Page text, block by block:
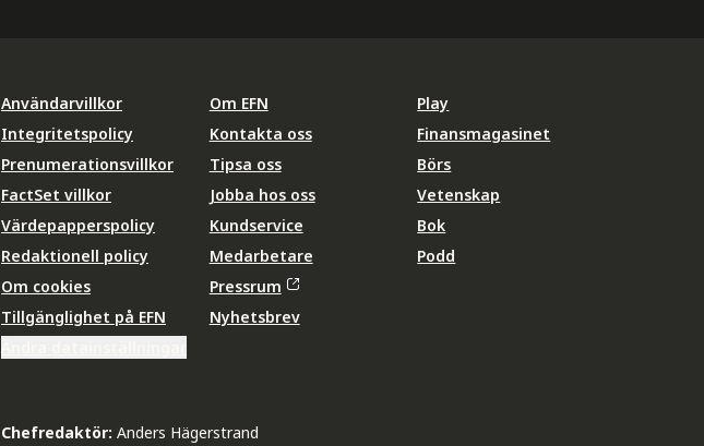
Användarvillkor
Integritetspolicy
Prenumerationsvillkor
FactSet villkor
Värdepapperspolicy
Redaktionell policy
Om cookies
Tillgänglighet på EFN
Om EFN
Kontakta oss
Tipsa oss
Jobba hos oss
Kundservice
Medarbetare
Pressrum
Nyhetsbrev
Play
Finansmagasinet
Börs
Vetenskap
Bok
Podd
Chefredaktör: Anders Hägerstrand